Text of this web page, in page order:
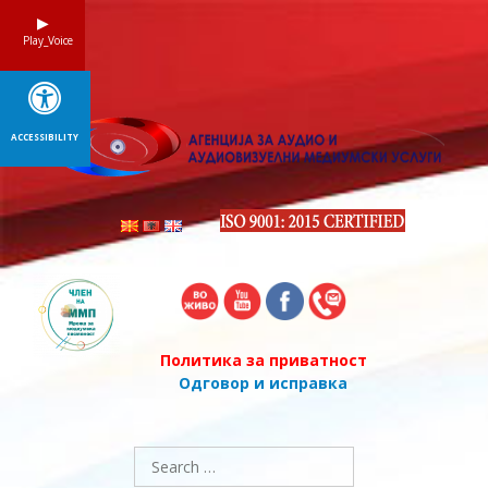
Политика за приватност
Одговор и исправка
Search
for:
Play_Voice
ACCESSIBILITY